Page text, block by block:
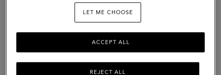
Herren
LET ME CHOOSE
REJECT ALL
ACCEPT ALL